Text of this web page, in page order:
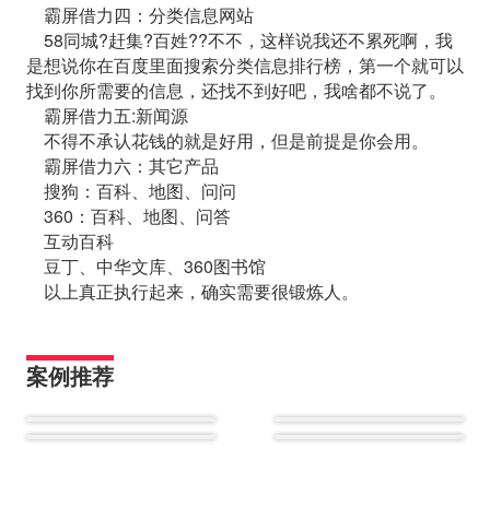
霸屏借力四：分类信息网站
58同城?赶集?百姓??不不，这样说我还不累死啊，我
是想说你在百度里面搜索分类信息排行榜，第一个就可以
找到你所需要的信息，还找不到好吧，我啥都不说了。
霸屏借力五:新闻源
不得不承认花钱的就是好用，但是前提是你会用。
霸屏借力六：其它产品
搜狗：百科、地图、问问
360：百科、地图、问答
互动百科
豆丁、中华文库、360图书馆
以上真正执行起来，确实需要很锻炼人。
案例推荐